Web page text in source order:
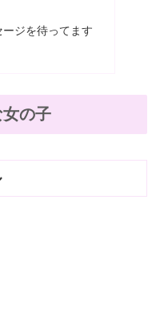
ジを待ってます
の子